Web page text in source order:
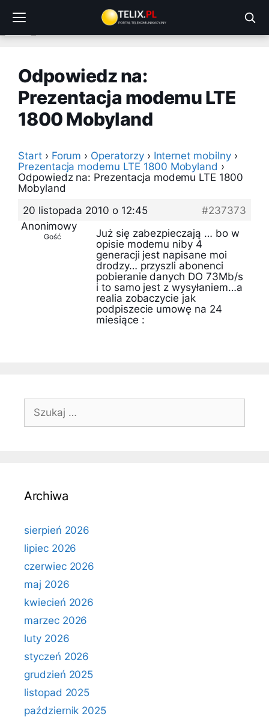
treści
Odpowiedz na:
Prezentacja modemu LTE
1800 Mobyland
Start › Forum › Operatorzy › Internet mobilny ›
Prezentacja modemu LTE 1800 Mobyland ›
Odpowiedz na: Prezentacja modemu LTE 1800
Mobyland
20 listopada 2010 o 12:45
#237373
Anonimowy
Gość
Już się zabezpieczają … bo w
opisie modemu niby 4
generacji jest napisane moi
drodzy… przyszli abonenci
pobieranie danych DO 73Mb/s
i to samo jest z wysyłaniem…a
realia zobaczycie jak
podpiszecie umowę na 24
miesiące :
Szukaj:
Archiwa
sierpień 2026
lipiec 2026
czerwiec 2026
maj 2026
kwiecień 2026
marzec 2026
luty 2026
styczeń 2026
grudzień 2025
listopad 2025
październik 2025